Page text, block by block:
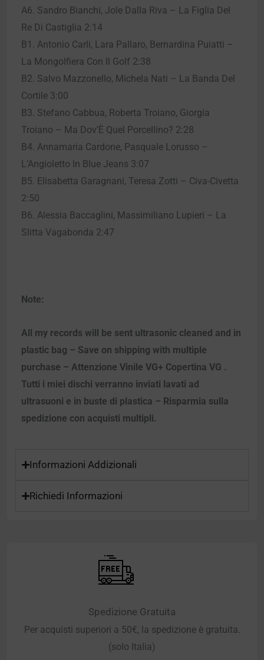
A6. Sandro Bianchi, Jole Dalla Riva – La Figlia Del
Re Di Castiglia 2:14
B1. Antonio Carli, Lara Pallaro, Bernardina Puiatti –
La Mongolfiera Con Il Golf 2:38
B2. Salvo Mazzonello, Michela Nati – La Banda Del
Cortile 3:00
B3. Stefano Cabbua, Roberta Troiano, Giorgia
Troiano – Ma Dov’È Quel Porcellino? 2:28
B4. Annamaria Cardone, Pasquale Lorusso –
L’Angioletto In Blue Jeans 3:07
B5. Elisabetta Garagnani, Teresa Zotti – Civa-Civetta
2:50
B6. Alessia Baccaglini, Massimiliano Lupieri – La
Slitta Vagabonda 2:47
Note:
All my records will be sent ultrasonic cleaned and in
plastic bag – Save on shipping with multiple
purchase – Attenzione Vinile VG+ Copertina VG .
Tutti i miei dischi verranno inviati lavati ad
ultrasuoni e in buste di plastica – Risparmia sulla
spedizione con acquisti multipli.
Informazioni Addizionali
Richiedi Informazioni
Spedizione Gratuita
Per acquisti superiori a 50€, la spedizione è gratuita.
(solo Italia)